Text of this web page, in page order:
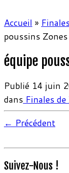
Accueil »
poussins Zones
équipe
Publié 14 juin
dans Finales
← Précédent
Suivez-Nous !